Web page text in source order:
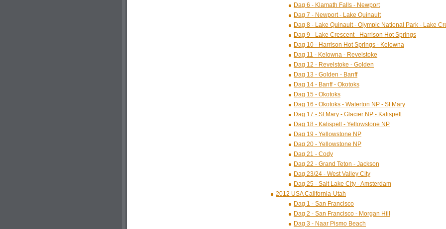
Dag 6 - Klamath Falls - Newport
Dag 7 - Newport - Lake Quinault
Dag 8 - Lake Quinault - Olympic National Park - Lake
Dag 9 - Lake Crescent - Harrison Hot Springs
Dag 10 - Harrison Hot Springs - Kelowna
Dag 11 - Kelowna - Revelstoke
Dag 12 - Revelstoke - Golden
Dag 13 - Golden - Banff
Dag 14 - Banff - Okotoks
Dag 15 - Okotoks
Dag 16 - Okotoks - Waterton NP - St Mary
Dag 17 - St Mary - Glacier NP - Kalispell
Dag 18 - Kalispell - Yellowstone NP
Dag 19 - Yellowstone NP
Dag 20 - Yellowstone NP
Dag 21 - Cody
Dag 22 - Grand Teton - Jackson
Dag 23/24 - West Valley City
Dag 25 - Salt Lake City - Amsterdam
2012 USA California-Utah
Dag 1 - San Francisco
Dag 2 - San Francisco - Morgan Hill
Dag 3 - Naar Pismo Beach